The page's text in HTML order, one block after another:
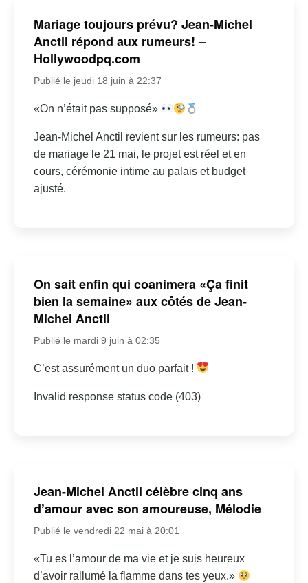
Mariage toujours prévu? Jean-Michel
Anctil répond aux rumeurs! –
Hollywoodpq.com
Publié le jeudi 18 juin à 22:37
«On n’était pas supposé»
Jean-Michel Anctil revient sur les rumeurs: pas
de mariage le 21 mai, le projet est réel et en
cours, cérémonie intime au palais et budget
ajusté.
On sait enfin qui coanimera «Ça finit
bien la semaine» aux côtés de Jean-
Michel Anctil
Publié le mardi 9 juin à 02:35
C’est assurément un duo parfait !
Invalid response status code (403)
Jean-Michel Anctil célèbre cinq ans
d’amour avec son amoureuse, Mélodie
Publié le vendredi 22 mai à 20:01
«Tu es l’amour de ma vie et je suis heureux
d’avoir rallumé la flamme dans tes yeux.»